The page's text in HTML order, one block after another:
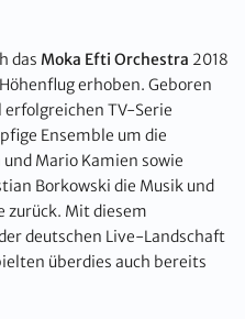
das Moka Efti Orchestra 2018
erhoben. Geboren
TV-Serie
Ensemble um die
Mario Kamien sowie
Borkowski die Musik und
zurück. Mit diesem
deutschen Live-Landschaft
überdies auch bereits